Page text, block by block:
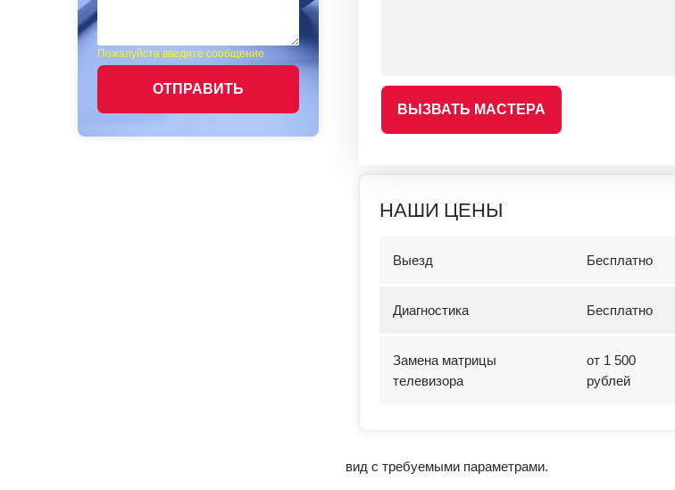
Пожалуйста введите сообщение
ОТПРАВИТЬ
ВЫЗВАТЬ МАСТЕРА
НАШИ ЦЕНЫ
Выезд Бесплатно
Диагностика Бесплатно
Замена матрицы
телевизора
от 1 500
рублей
вид с требуемыми параметрами.